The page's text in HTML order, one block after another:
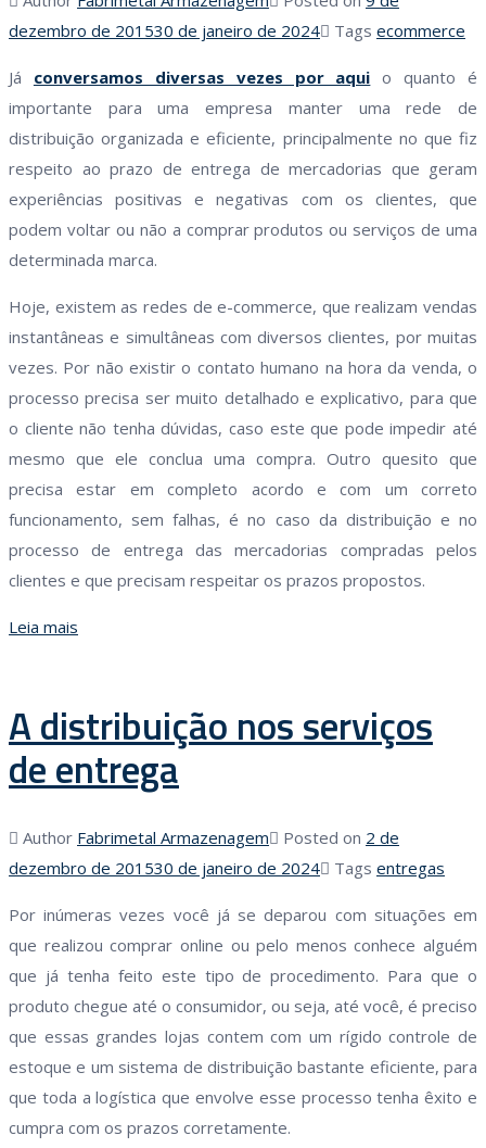
dezembro de 201530 de janeiro de 2024 Tags ecommerce
Já conversamos diversas vezes por aqui o quanto é
importante para uma empresa manter uma rede de
distribuição organizada e eficiente, principalmente no que fiz
respeito ao prazo de entrega de mercadorias que geram
experiências positivas e negativas com os clientes, que
podem voltar ou não a comprar produtos ou serviços de uma
determinada marca.
Hoje, existem as redes de e-commerce, que realizam vendas
instantâneas e simultâneas com diversos clientes, por muitas
vezes. Por não existir o contato humano na hora da venda, o
processo precisa ser muito detalhado e explicativo, para que
o cliente não tenha dúvidas, caso este que pode impedir até
mesmo que ele conclua uma compra. Outro quesito que
precisa estar em completo acordo e com um correto
funcionamento, sem falhas, é no caso da distribuição e no
processo de entrega das mercadorias compradas pelos
clientes e que precisam respeitar os prazos propostos.
Leia mais
A distribuição nos serviços
de entrega
Author Fabrimetal Armazenagem Posted on 2 de
dezembro de 201530 de janeiro de 2024 Tags entregas
Por inúmeras vezes você já se deparou com situações em
que realizou comprar online ou pelo menos conhece alguém
que já tenha feito este tipo de procedimento. Para que o
produto chegue até o consumidor, ou seja, até você, é preciso
que essas grandes lojas contem com um rígido controle de
estoque e um sistema de distribuição bastante eficiente, para
que toda a logística que envolve esse processo tenha êxito e
cumpra com os prazos corretamente.